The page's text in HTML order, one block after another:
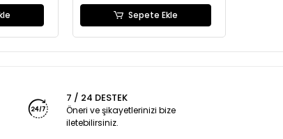
Sepete Ekle
7 / 24 DESTEK
Öneri ve şikayetlerinizi bize
iletebilirsiniz.